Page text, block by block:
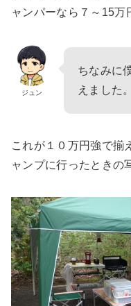
ャンパーなら７～15万
ジュン
ちなみに
えました。
これが１０万円強で揃
ャンプに行ったときの